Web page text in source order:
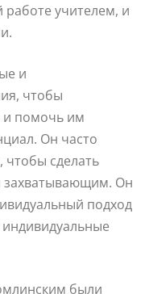
учителем, и
и
чтобы
и помочь им
Он часто
сделать
захватывающим. Он
подход
были